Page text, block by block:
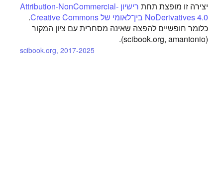
יצירה זו מופצת תחת
רישיון Attribution-NonCommercial-
NoDerivatives 4.0 בין־לאומי של Creative Commons
.
כלומר חופשיים להפצה שאינה מסחרית עם ציון המקור
(scibook.org, amantonio).
scibook.org, 2017-2025